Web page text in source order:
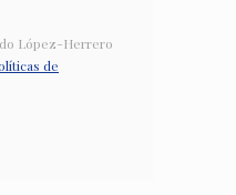
López-Herrero
de